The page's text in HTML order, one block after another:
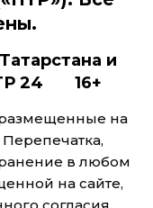
и
24 16+
на
в любом
на сайте,